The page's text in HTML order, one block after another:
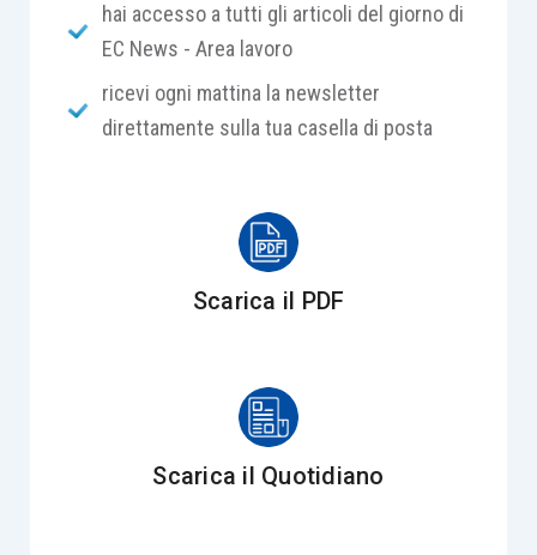
La nuova disciplina si applica anche:
su istanza del debitore, alle istanze
presentate nel periodo intercorrente tra il
di pubblicazione della circolare e
dell’apertura del nuovo servizio
potrà quindi essere rideterminato il
numero delle rate accordate;
gennaio 2025 che, alla data di
pubblicazione della presente circolare,
risultano ancora non definite con
l’integrale pagamento delle rate
hai accesso a tutti gli articoli del giorno di
EC News - Area lavoro
ricevi ogni mattina la newsletter
direttamente sulla tua casella di posta
Scarica il PDF
Scarica il Quotidiano